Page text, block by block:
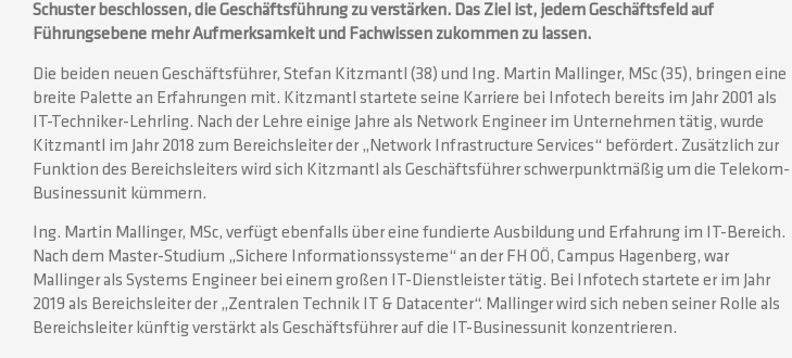
Schuster beschlossen, die Geschäftsführung zu verstärken. Das Ziel ist, jedem Geschäftsfeld auf
Führungsebene mehr Aufmerksamkeit und Fachwissen zukommen zu lassen.
Die beiden neuen Geschäftsführer, Stefan Kitzmantl (38) und Ing. Martin Mallinger, MSc (35), bringen eine
breite Palette an Erfahrungen mit. Kitzmantl startete seine Karriere bei Infotech bereits im Jahr 2001 als
IT-Techniker-Lehrling. Nach der Lehre einige Jahre als Network Engineer im Unternehmen tätig, wurde
Kitzmantl im Jahr 2018 zum Bereichsleiter der „Network Infrastructure Services“ befördert. Zusätzlich zur
Funktion des Bereichsleiters wird sich Kitzmantl als Geschäftsführer schwerpunktmäßig um die Telekom-
Businessunit kümmern.
Ing. Martin Mallinger, MSc, verfügt ebenfalls über eine fundierte Ausbildung und Erfahrung im IT-Bereich.
Nach dem Master-Studium „Sichere Informationssysteme“ an der FH OÖ, Campus Hagenberg, war
Mallinger als Systems Engineer bei einem großen IT-Dienstleister tätig. Bei Infotech startete er im Jahr
2019 als Bereichsleiter der „Zentralen Technik IT & Datacenter“. Mallinger wird sich neben seiner Rolle als
Bereichsleiter künftig verstärkt als Geschäftsführer auf die IT-Businessunit konzentrieren.